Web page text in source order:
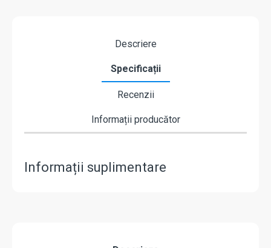
Descriere
Specificații
Recenzii
Informații producător
Informații suplimentare